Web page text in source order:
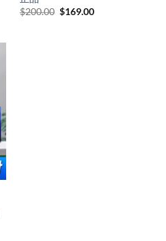
$200.00 Original
price
$169.00Current